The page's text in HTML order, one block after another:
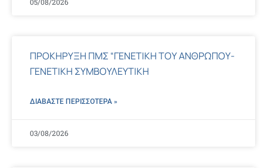
ΠΡΟΚΗΡΥΞΗ ΠΜΣ “ΓΕΝΕΤΙΚΗ ΤΟΥ ΑΝΘΡΩΠΟΥ-
ΓΕΝΕΤΙΚΗ ΣΥΜΒΟΥΛΕΥΤΙΚΗ
ΔΙΑΒΑΣΤΕ ΠΕΡΙΣΣΌΤΕΡΑ »
03/08/2026